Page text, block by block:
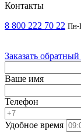
Контакты
8 800 222 70 22 Пн-
Заказать
Ваше имя
Телефон
Удобное время